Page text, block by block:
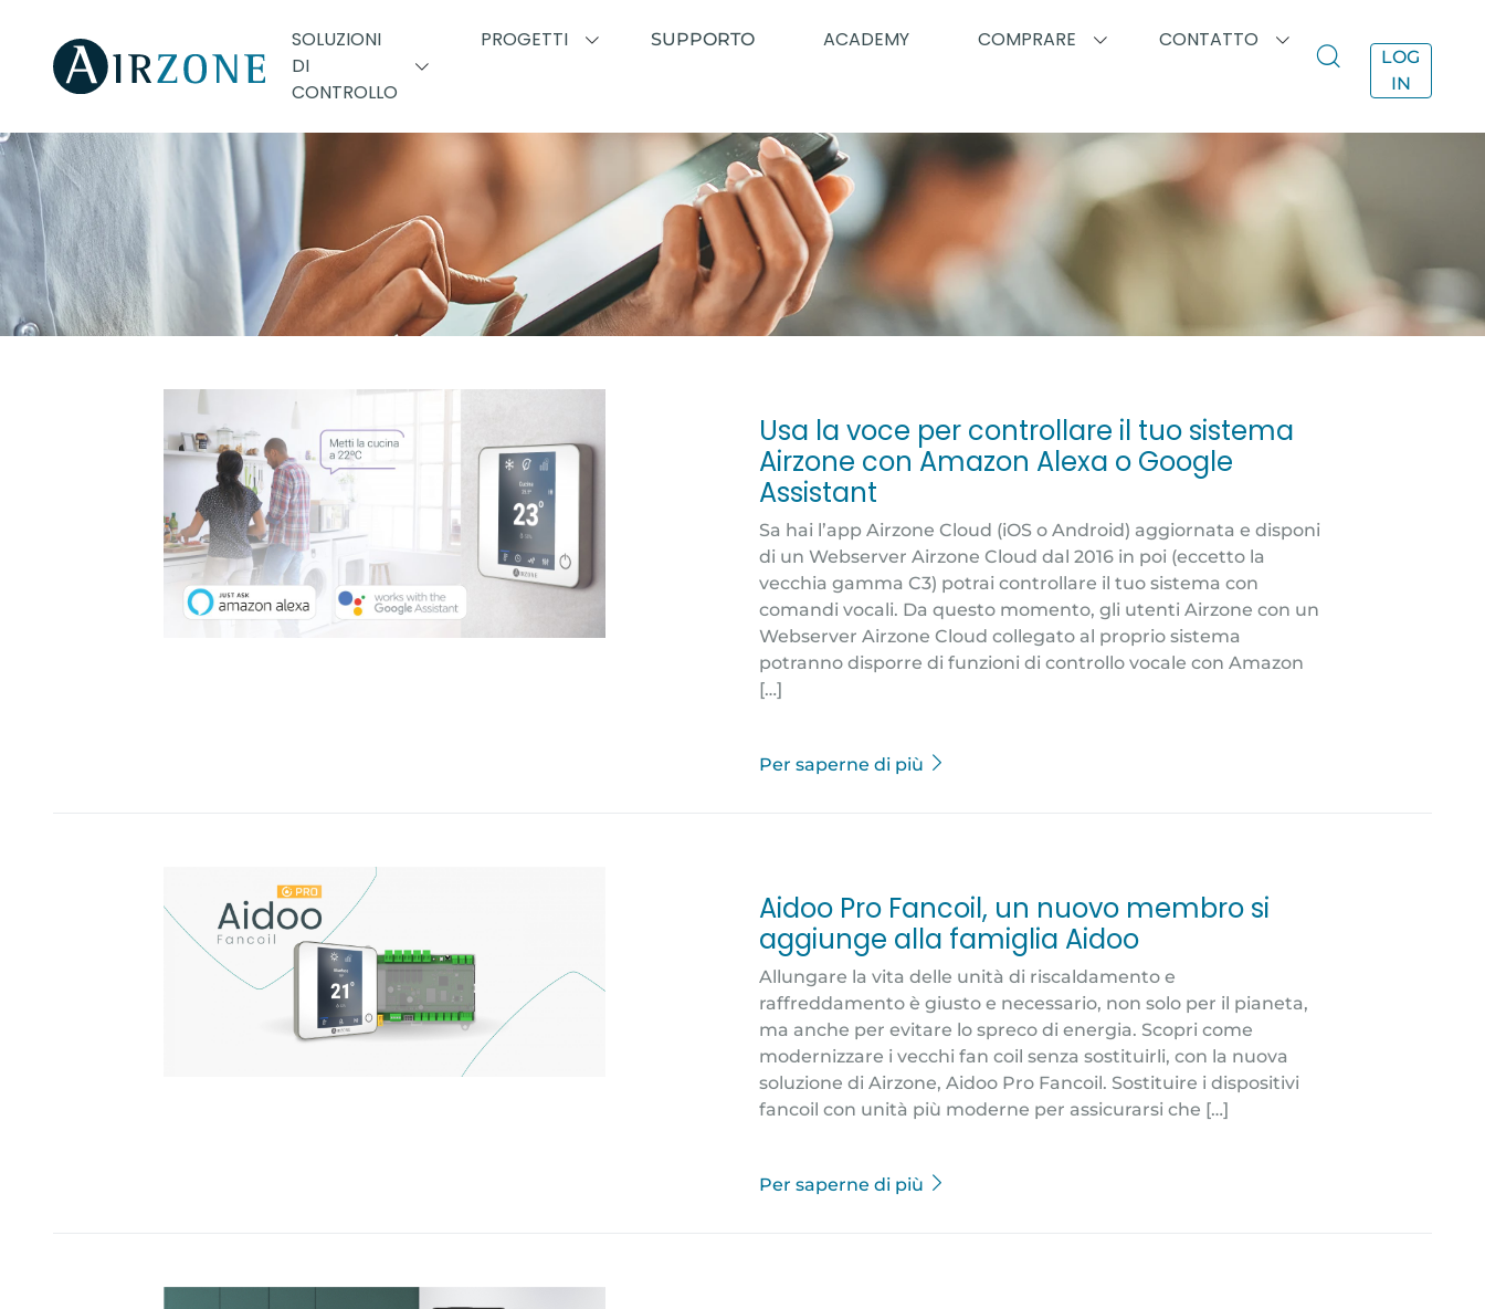
SOLUZIONI
DI
CONTROLLO
PROGETTI SUPPORTO ACADEMY COMPRARE CONTATTO
LOG
IN
Usa la voce per controllare il tuo sistema
Airzone con Amazon Alexa o Google
Assistant
Sa hai l’app Airzone Cloud (iOS o Android) aggiornata e disponi
di un Webserver Airzone Cloud dal 2016 in poi (eccetto la
vecchia gamma C3) potrai controllare il tuo sistema con
comandi vocali. Da questo momento, gli utenti Airzone con un
Webserver Airzone Cloud collegato al proprio sistema
potranno disporre di funzioni di controllo vocale con Amazon
[…]
Per saperne di più
Aidoo Pro Fancoil, un nuovo membro si
aggiunge alla famiglia Aidoo
Allungare la vita delle unità di riscaldamento e
raffreddamento è giusto e necessario, non solo per il pianeta,
ma anche per evitare lo spreco di energia. Scopri come
modernizzare i vecchi fan coil senza sostituirli, con la nuova
soluzione di Airzone, Aidoo Pro Fancoil. Sostituire i dispositivi
fancoil con unità più moderne per assicurarsi che […]
Per saperne di più